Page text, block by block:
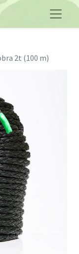
2t (100 m)